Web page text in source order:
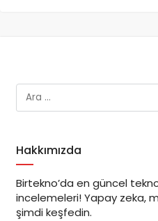
Hakkımızda
Birtekno’da en güncel
incelemeleri! Yapay zeka,
şimdi keşfedin.